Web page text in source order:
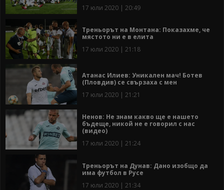
17 юли 2020 | 20:49
Треньорът на Монтана: Показахме, че
мястото ни е в елита
17 юли 2020 | 21:18
Атанас Илиев: Уникален мач! Ботев
(Пловдив) се свързаха с мен
17 юли 2020 | 21:21
Ненов: Не знам какво ще е нашето
бъдеще, никой не е говорил с нас
(видео)
17 юли 2020 | 21:24
Треньорът на Дунав: Дано изобщо да
има футбол в Русе
17 юли 2020 | 21:34